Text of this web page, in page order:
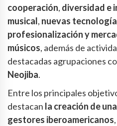
cooperación, diversidad e
musical, nuevas
profesionalización y
músicos, además de
destacadas agrupaciones
Neojiba.
Entre los principales
destacan la creación de
gestores iberoamericanos